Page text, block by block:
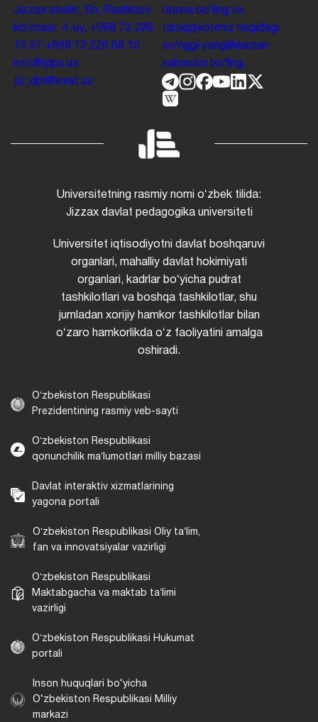
Jizzax shahri, Sh. Rashidov
koʻchasi, 4-uy. +998 72 226
13 57 +998 72 226 68 10
info@jdpu.uz
jiz.jdpi@exat.uz
obuna boʻling va
taraqqiyotimiz haqidagi
soʻnggi yangiliklardan
xabardor boʻling.
Universitetning rasmiy nomi oʻzbek tilida:
Jizzax davlat pedagogika universiteti
Universitet iqtisodiyotni davlat boshqaruvi
organlari, mahalliy davlat hokimiyati
organlari, kadrlar boʻyicha pudrat
tashkilotlari va boshqa tashkilotlar, shu
jumladan xorijiy hamkor tashkilotlar bilan
oʻzaro hamkorlikda oʻz faoliyatini amalga
oshiradi.
Oʻzbekiston Respublikasi
Prezidentining rasmiy veb-sayti
Oʻzbekiston Respublikasi
qonunchilik maʼlumotlari milliy bazasi
Davlat interaktiv xizmatlarining
yagona portali
Oʻzbekiston Respublikasi Oliy taʼlim,
fan va innovatsiyalar vazirligi
Oʻzbekiston Respublikasi
Maktabgacha va maktab taʼlimi
vazirligi
Oʻzbekiston Respublikasi Hukumat
portali
Inson huquqlari bo‘yicha
O‘zbekiston Respublikasi Milliy
markazi